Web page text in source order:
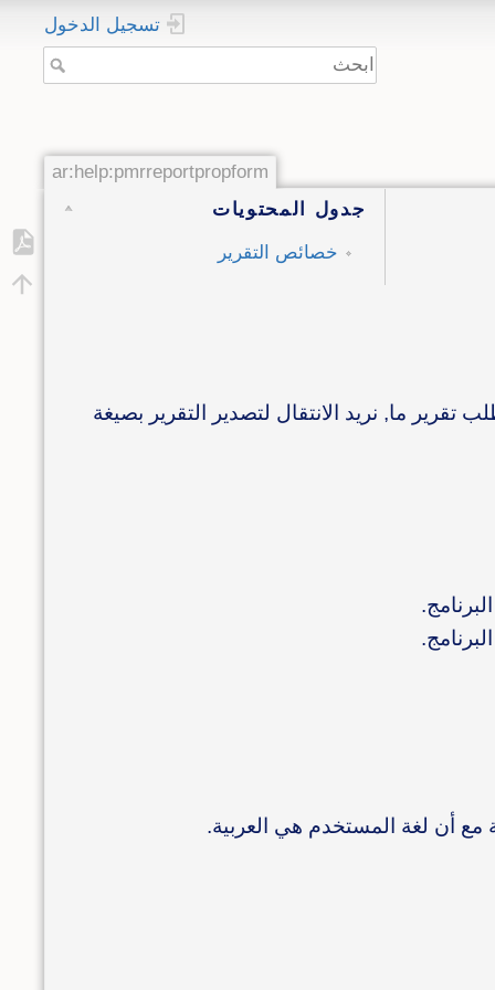
تسجيل الدخول
ar:help:pmrreportpropform
جدول المحتويات
خصائص التقرير
ما, نريد الانتقال لتصدير التقرير بصيغة
مع أن لغة المستخدم هي العربية.